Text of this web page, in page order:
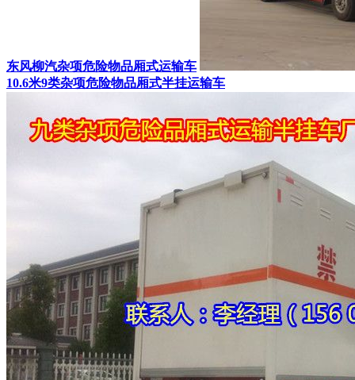
东风柳汽杂项危险物品厢式运输车
10.6米9类杂项危险物品厢式半挂运输车